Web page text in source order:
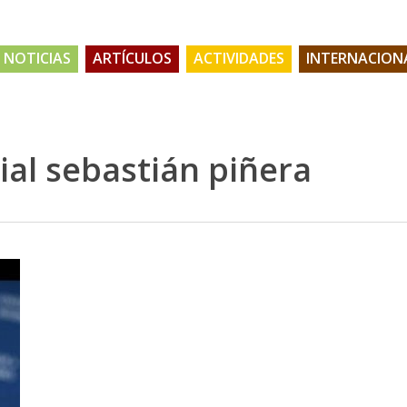
NOTICIAS ARTÍCULOS ACTIVIDADES
sebastián piñera